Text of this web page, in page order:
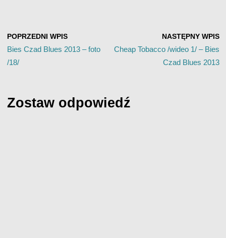
POPRZEDNI WPIS
Bies Czad Blues 2013 – foto
/18/
NASTĘPNY WPIS
Cheap Tobacco /wideo 1/ – Bies
Czad Blues 2013
Zostaw odpowiedź